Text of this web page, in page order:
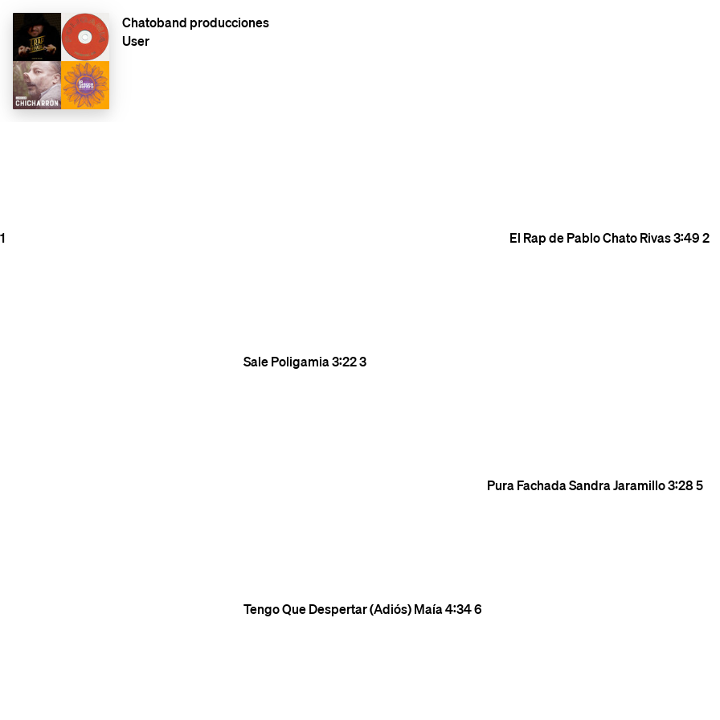
Chatoband producciones
User
1 El Rap de PabloChato Rivas3:492
SalePoligamia3:223
Pura FachadaSandra Jaramillo3:285
Tengo Que Despertar (Adiós)Maía4:346